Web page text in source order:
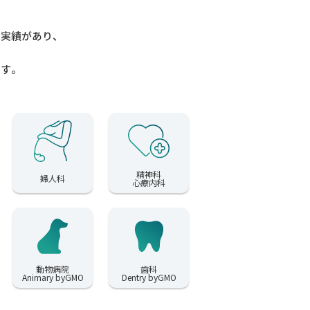
績があり、
。
婦人科 精神科
心療内科
動物病院
Animary byGMO
歯科
Dentry byGMO